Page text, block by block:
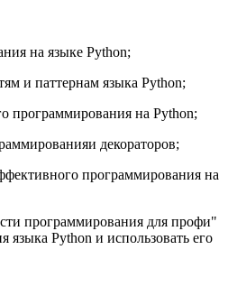
на языке Python;
и паттернам языка Python;
программирования на Python;
декораторов;
программирования на
программирования для профи"
языка Python и использовать его